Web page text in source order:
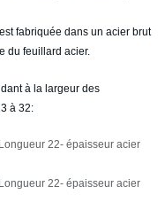
est fabriquée dans un acier brut
du feuillard acier.
à la largeur des
à 32:
22- épaisseur acier
22- épaisseur acier